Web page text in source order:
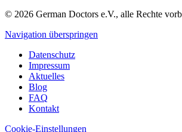
© 2026 German Doctors e.V., alle Rechte
Navigation überspringen
Datenschutz
Impressum
Aktuelles
Blog
FAQ
Kontakt
Cookie-Einstellungen